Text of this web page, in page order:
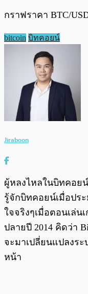
กราฟราคา BTC/
bitcoin บิทคอยน์
Jiraboon
ผู้หลงไหลในบิทคอยน์
รู้จักบิทคอยน์เมื่อปร
ใจจริงๆเมื่อตอนเล่น
ปลายปี 2014 คิดว่า
จะมาเปลี่ยนแปลงระ
หน้า